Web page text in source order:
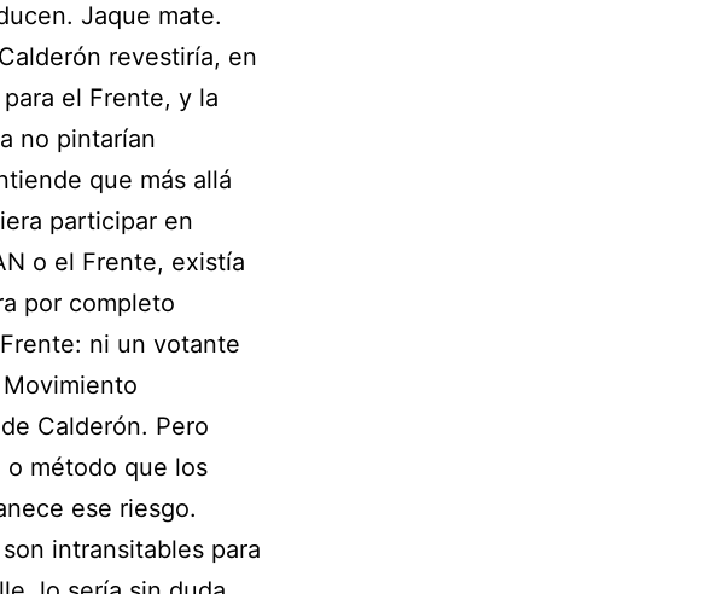
Jaque mate.
revestiría, en
el Frente, y la
no pintarían
que más allá
participar en
o el Frente, existía
por completo
ni un votante
Calderón. Pero
o método que los
ese riesgo.
intransitables para